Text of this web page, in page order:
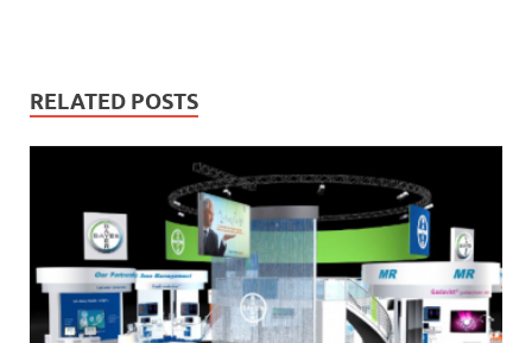
RELATED POSTS